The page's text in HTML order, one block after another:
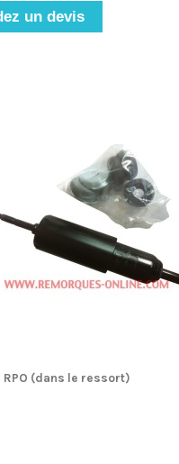
un devis
(dans le ressort)